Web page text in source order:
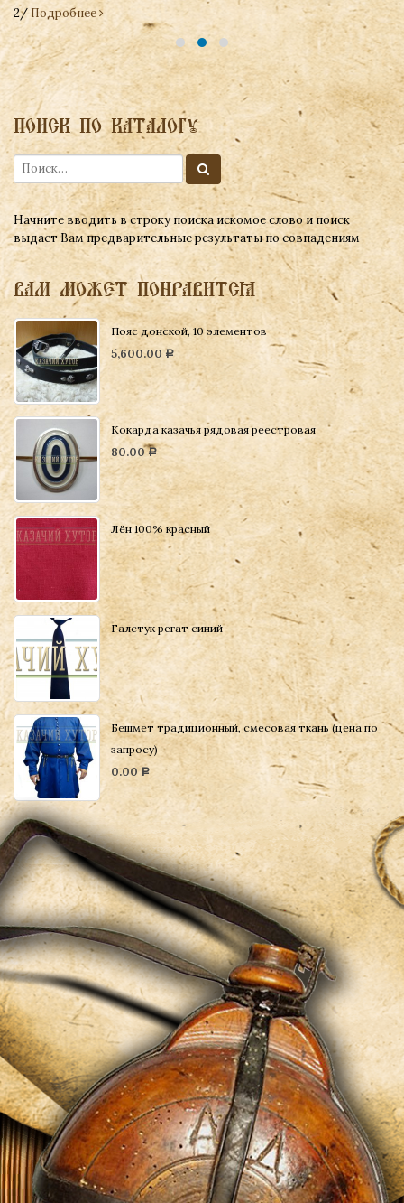
2/Подробнее
ПОИСК ПО КАТАЛОГУ
Начните вводить в строку поиска искомое слово и поиск
выдаст Вам предварительные результаты по совпадениям
ВАМ МОЖЕТ ПОНРАВИТСЯ
Пояс донской, 10 элементов
5,600.00 Р
Кокарда казачья рядовая реестровая
80.00Р
Лён 100% красный
Галстук регат синий
Бешмет традиционный, смесовая ткань (цена по
запросу)
0.00Р